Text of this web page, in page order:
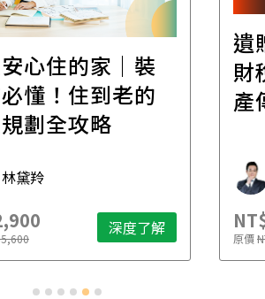
心住的家｜裝
懂！住到老的
劃全攻略
林黛羚
深度了解
遺
財
產
原價